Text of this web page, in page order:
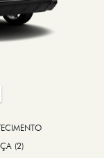
(2)